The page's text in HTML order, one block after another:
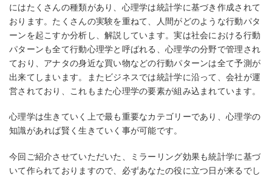
にはたくさんの種類があり、心理学は統計学に基づき作成されて
おります。たくさんの実験を重ねて、人間がどのような行動パタ
ーンを起こすか分析し、解説しています。実は社会における行動
パターンも全て行動心理学と呼ばれる、心理学の分野で管理され
ており、アナタの身近な買い物などの行動パターンは全て予測が
出来てしまいます。またビジネスでは統計学に沿って、会社が運
営されており、これもまた心理学の要素が組み込まれています。
心理学は生きていく上で最も重要なカテゴリーであり、心理学の
知識があれば賢く生きていく事が可能です。
今回ご紹介させていただいた、ミラーリング効果も統計学に基づ
いて作られておりますので、必ずあなたの役に立つ日が来るでし